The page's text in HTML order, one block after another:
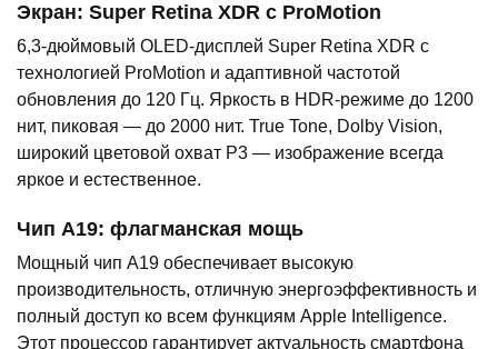
Экран: Super Retina XDR с ProMotion
6,3-дюймовый OLED-дисплей Super Retina XDR с
технологией ProMotion и адаптивной частотой
обновления до 120 Гц. Яркость в HDR-режиме до 1200
нит, пиковая — до 2000 нит. True Tone, Dolby Vision,
широкий цветовой охват P3 — изображение всегда
яркое и естественное.
Чип A19: флагманская мощь
Мощный чип A19 обеспечивает высокую
производительность, отличную энергоэффективность и
полный доступ ко всем функциям Apple Intelligence.
Этот процессор гарантирует актуальность смартфона